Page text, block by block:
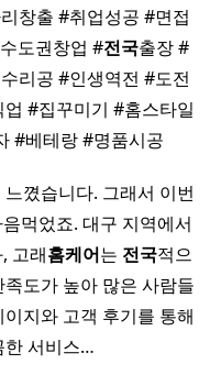
창출 #취업성공 #면접
도권창업 #전국출장 #
리공 #인생역전 #도전
#집꾸미기 #홈스타일
#베테랑 #명품시공
꼈습니다. 그래서 이번
먹었죠. 대구 지역에서
고래홈케어는 전국적으
도가 높아 많은 사람들
지와 고객 후기를 통해
한 서비스…